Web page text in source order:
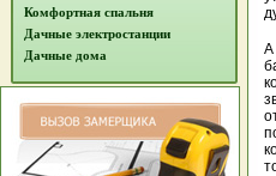
Комфортная спальня
Дачные электростанции
Дачные дома
А